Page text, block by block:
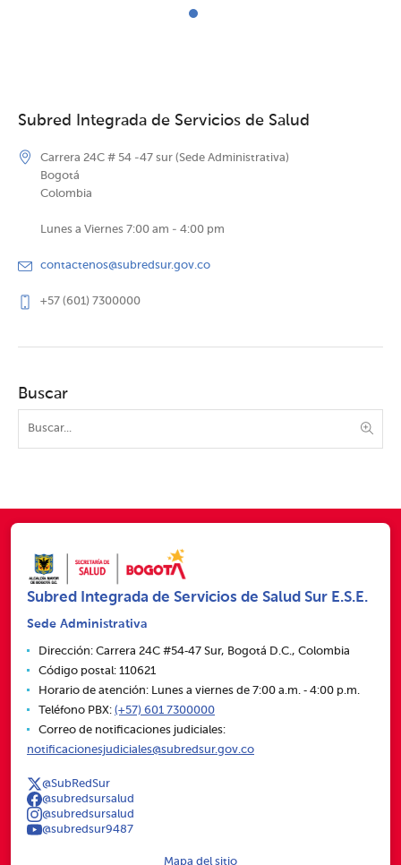
Subred Integrada de Servicios de Salud
Carrera 24C # 54 -47 sur (Sede Administrativa)
Bogotá
Colombia
Lunes a Viernes 7:00 am - 4:00 pm
contactenos@subredsur.gov.co
+57 (601) 7300000
Buscar
Subred Integrada de Servicios de Salud Sur E.S.E.
Sede Administrativa
Dirección: Carrera 24C #54‑47 Sur, Bogotá D.C., Colombia
Código postal: 110621
Horario de atención: Lunes a viernes de 7:00 a.m. ‑ 4:00 p.m.
Teléfono PBX: (+57) 601 7300000
Correo de notificaciones judiciales:
notificacionesjudiciales@subredsur.gov.co
@SubRedSur
@subredsursalud
@subredsursalud
@subredsur9487
Mapa del sitio